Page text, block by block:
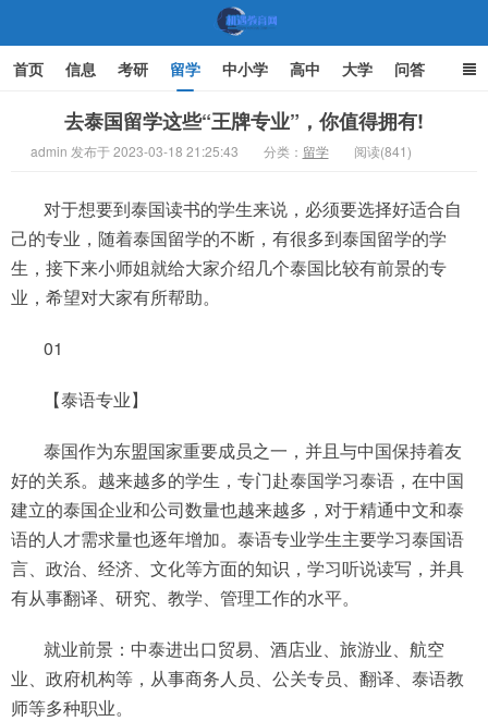
首页 信息 考研 留学 中小学 高中 大学 问答
家庭教育
去泰国留学这些“王牌专业”，你值得拥有!
admin 发布于 2023-03-18 21:25:43 分类： 留学 阅读(841)
对于想要到泰国读书的学生来说，必须要选择好适合自
己的专业，随着泰国留学的不断，有很多到泰国留学的学
生，接下来小师姐就给大家介绍几个泰国比较有前景的专
业，希望对大家有所帮助。
01
【泰语专业】
泰国作为东盟国家重要成员之一，并且与中国保持着友
好的关系。越来越多的学生，专门赴泰国学习泰语，在中国
建立的泰国企业和公司数量也越来越多，对于精通中文和泰
语的人才需求量也逐年增加。泰语专业学生主要学习泰国语
言、政治、经济、文化等方面的知识，学习听说读写，并具
有从事翻译、研究、教学、管理工作的水平。
就业前景：中泰进出口贸易、酒店业、旅游业、航空
业、政府机构等，从事商务人员、公关专员、翻译、泰语教
师等多种职业。